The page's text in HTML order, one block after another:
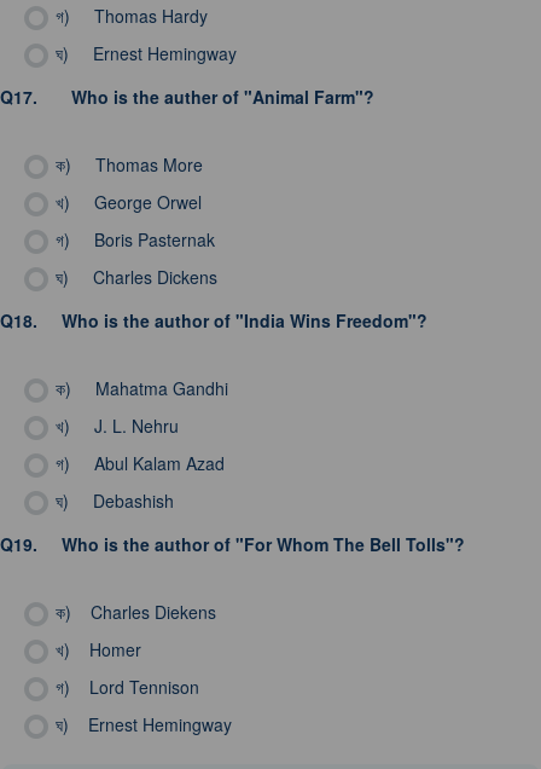
গ)
Thomas Hardy
ঘ)
Ernest Hemingway
Q17.
Who is the auther of "Animal Farm"?
ক)
Thomas More
খ)
George Orwel
গ)
Boris Pasternak
ঘ)
Charles Dickens
Q18.
Who is the author of "India Wins Freedom"?
ক)
Mahatma Gandhi
খ)
J. L. Nehru
গ)
Abul Kalam Azad
ঘ)
Debashish
Q19.
Who is the author of "For Whom The Bell Tolls"?
ক)
Charles Diekens
খ)
Homer
গ)
Lord Tennison
ঘ)
Ernest Hemingway